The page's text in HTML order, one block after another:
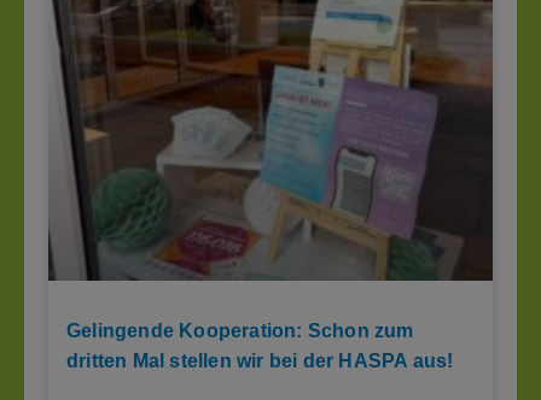
Gelingende Kooperation: Schon zum
dritten Mal stellen wir bei der HASPA aus!